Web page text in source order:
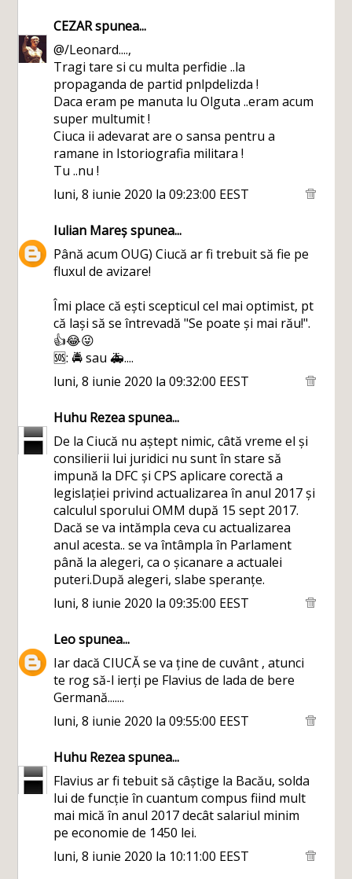
CEZARspunea...
@/Leonard....,
Tragi tare si cu multa perfidie ..la
propaganda de partid pnlpdelizda !
Daca eram pe manuta lu Olguta ..eram acum
super multumit !
Ciuca ii adevarat are o sansa pentru a
ramane in Istoriografia militara !
Tu ..nu !
luni, 8 iunie 2020 la 09:23:00 EEST
Iulian Mareșspunea...
Până acum OUG) Ciucă ar fi trebuit să fie pe
fluxul de avizare!
Îmi place că ești scepticul cel mai optimist, pt
că lași să se întrevadă "Se poate și mai rău!".
👍😂😜
🆘: 🚔 sau 🚑....
luni, 8 iunie 2020 la 09:32:00 EEST
Huhu Rezeaspunea...
De la Ciucă nu aștept nimic, câtă vreme el și
consilierii lui juridici nu sunt în stare să
impună la DFC și CPS aplicare corectă a
legislației privind actualizarea în anul 2017 și
calculul sporului OMM după 15 sept 2017.
Dacă se va intămpla ceva cu actualizarea
anul acesta.. se va întâmpla în Parlament
până la alegeri, ca o șicanare a actualei
puteri.După alegeri, slabe speranțe.
luni, 8 iunie 2020 la 09:35:00 EEST
Leospunea...
Iar dacă CIUCĂ se va ține de cuvânt , atunci
te rog să-l ierți pe Flavius de lada de bere
Germană.......
luni, 8 iunie 2020 la 09:55:00 EEST
Huhu Rezeaspunea...
Flavius ar fi tebuit să câștige la Bacău, solda
lui de funcție în cuantum compus fiind mult
mai mică în anul 2017 decât salariul minim
pe economie de 1450 lei.
luni, 8 iunie 2020 la 10:11:00 EEST